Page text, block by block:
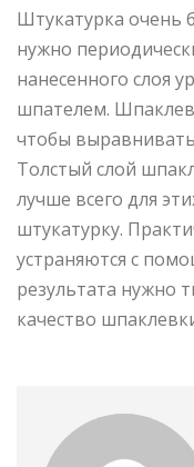
Штукатурка очень
нужно
нанесенного слоя
шпателем.
чтобы
Толстый слой
лучше всего для
штукатурку.
устраняются с
результата нужно
качество